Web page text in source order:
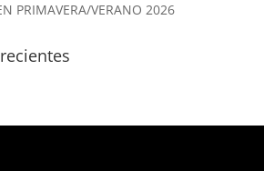
PRIMAVERA/VERANO 2026